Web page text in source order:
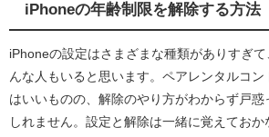
iPhoneの年齢制限を解除する方法
iPhoneの設定はさまざまな種類がありすぎ
んな人もいると思います。ペアレンタルコン
はいいものの、解除のやり方がわからず戸惑
しれません。設定と解除は一緒に覚えておか